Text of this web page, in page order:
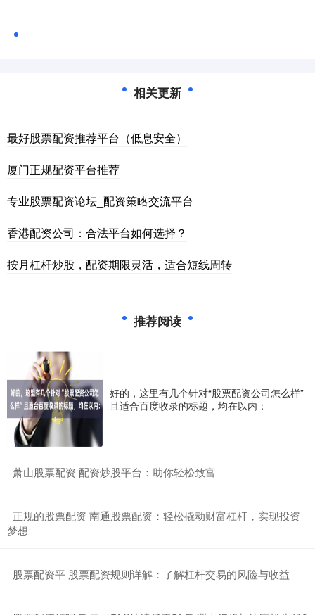
相关更新
最好股票配资推荐平台（低息安全）
厦门正规配资平台推荐
专业股票配资论坛_配资策略交流平台
香港配资公司：合法平台如何选择？
按月杠杆炒股，配资期限灵活，适合短线周转
推荐阅读
好的，这里有几个针对“股票配资公司怎么样”
且适合百度收录的标题，均在以内：
​萧山股票配资 配资炒股平台：助你轻松致富
​正规的股票配资 南通股票配资：轻松撬动财富杠杆，实现投资
梦想
​股票配资平 股票配资规则详解：了解杠杆交易的风险与收益